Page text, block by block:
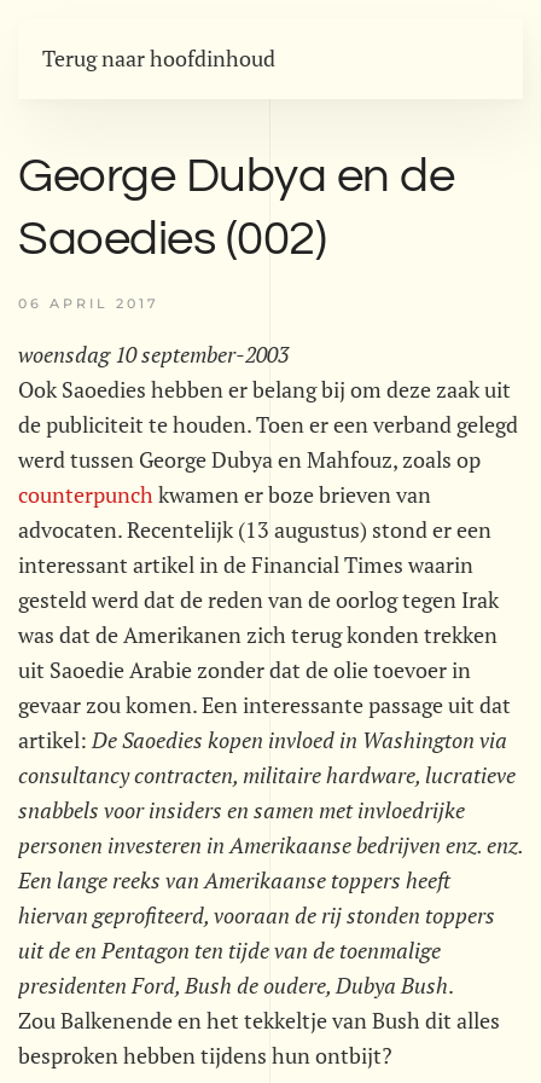
Terug naar hoofdinhoud
George Dubya en de
Saoedies (002)
06 APRIL 2017
woensdag 10 september-2003
Ook Saoedies hebben er belang bij om deze zaak uit
de publiciteit te houden. Toen er een verband gelegd
werd tussen George Dubya en Mahfouz, zoals op
counterpunchkwamen er boze brieven van
advocaten. Recentelijk (13 augustus) stond er een
interessant artikel in de Financial Times waarin
gesteld werd dat de reden van de oorlog tegen Irak
was dat de Amerikanen zich terug konden trekken
uit Saoedie Arabie zonder dat de olie toevoer in
gevaar zou komen. Een interessante passage uit dat
artikel: De Saoedies kopen invloed in Washington via
consultancy contracten, militaire hardware, lucratieve
snabbels voor insiders en samen met invloedrijke
personen investeren in Amerikaanse bedrijven enz. enz.
Een lange reeks van Amerikaanse toppers heeft
hiervan geprofiteerd, vooraan de rij stonden toppers
uit de en Pentagon ten tijde van de toenmalige
presidenten Ford, Bush de oudere, Dubya Bush.
Zou Balkenende en het tekkeltje van Bush dit alles
besproken hebben tijdens hun ontbijt?